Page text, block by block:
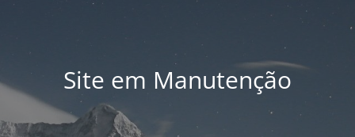
Site em Manutenção